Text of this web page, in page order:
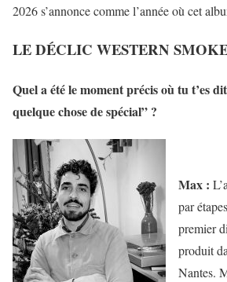
2026 s’annonce comme l’année où cet
LE DÉCLIC WESTERN
Quel a été le moment précis où tu t’es
quelque chose de spécial” ?
Max :
par
premier
produit
Nantes.